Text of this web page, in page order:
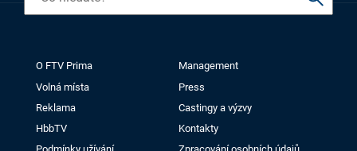
O FTV Prima
Management
Volná místa
Press
Reklama
Castingy a výzvy
HbbTV
Kontakty